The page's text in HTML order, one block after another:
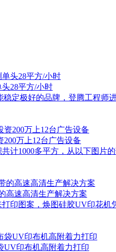
28平方/小时
定极好的品牌，登腾工程
200万上12台广告设备
计1000多平方，从以下图片
速高清生产解决方案
印图案，焕图硅胶UV印花
UV印布机高附着力打印